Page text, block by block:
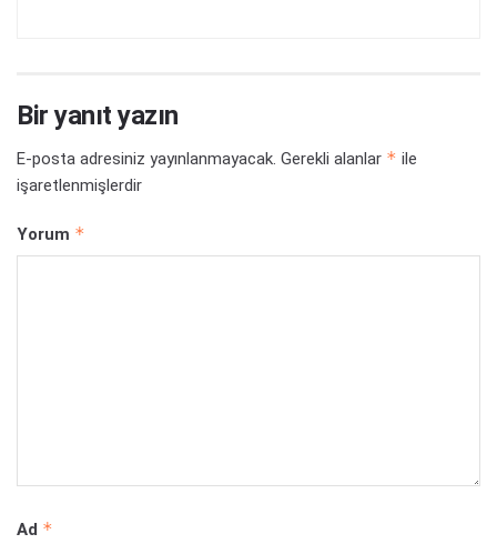
Bir yanıt yazın
E-posta adresiniz yayınlanmayacak. Gerekli alanlar * ile
işaretlenmişlerdir
Yorum *
Ad *